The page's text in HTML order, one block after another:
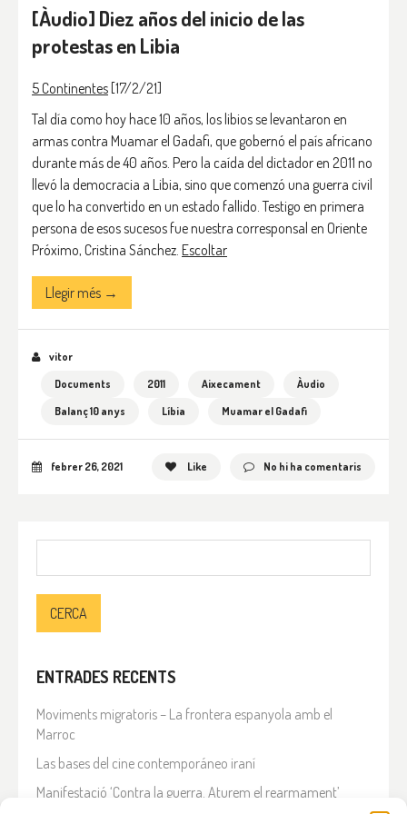
[Àudio] Diez años del inicio de las
protestas en Libia
5 Continentes [17/2/21]
Tal día como hoy hace 10 años, los libios se levantaron en
armas contra Muamar el Gadafi, que gobernó el país africano
durante más de 40 años. Pero la caída del dictador en 2011 no
llevó la democracia a Libia, sino que comenzó una guerra civil
que lo ha convertido en un estado fallido. Testigo en primera
persona de esos sucesos fue nuestra corresponsal en Oriente
Próximo, Cristina Sánchez. Escoltar
Llegir més →
vitor
Documents
2011 Aixecament
Àudio
Balanç 10 anys
Líbia Muamar el Gadafi
febrer 26, 2021 Like No hi ha comentaris
ENTRADES RECENTS
Moviments migratoris – La frontera espanyola amb el
Marroc
Las bases del cine contemporáneo iraní
Manifestació ‘Contra la guerra. Aturem el rearmament’